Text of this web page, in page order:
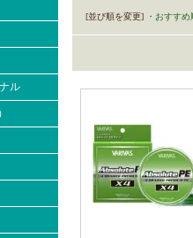
ル
[並び順を変更] ・おすすめ